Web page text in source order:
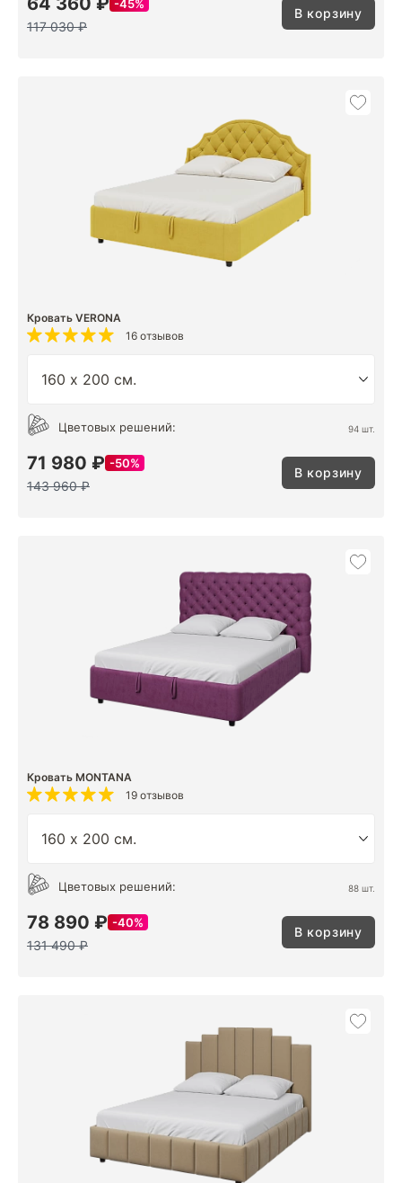
45%
117 030 ₽
В корзину
Кровать VERONA
16 отзывов
Цветовых решений: 94 шт.
71 980 ₽ 50%
143 960 ₽
В корзину
Кровать MONTANA
19 отзывов
Цветовых решений: 88 шт.
78 890 ₽ 40%
131 490 ₽
В корзину